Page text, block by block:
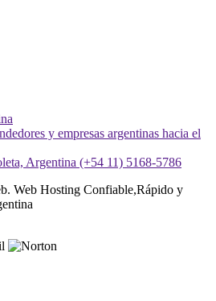
y empresas argentinas hacia el
Argentina (+54 11) 5168-5786
Web Hosting Confiable,Rápido y